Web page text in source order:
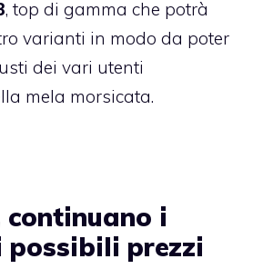
, top di gamma che potrà
varianti in modo da poter
dei vari utenti
mela morsicata.
continuano i
possibili prezzi